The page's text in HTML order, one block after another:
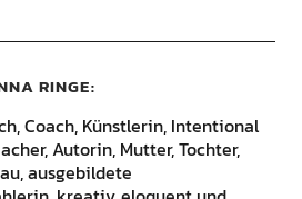
RINGE
Coach, Künstlerin, Intentional
Autorin, Mutter, Tochter,
ausgebildete